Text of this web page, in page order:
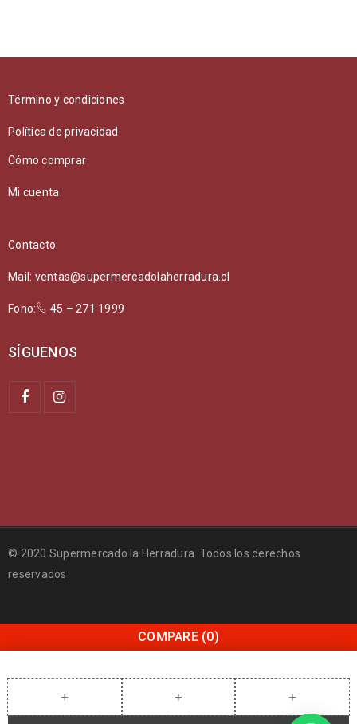
Término y condiciones
Política de privacidad
Cómo comprar
Mi cuenta
Contacto
Mail: ventas@supermercadolaherradura.cl
Fono: 45 – 271 1999
SÍGUENOS
© 2020 Supermercado la Herradura Todos los derechos
reservados
COMPARE (0)